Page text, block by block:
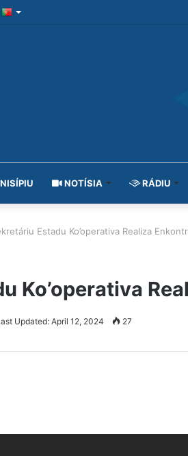
NOTÍSIA RÁDIU
Estadu Ko’operativa Realiza
Ko’operativa
Updated: April 12, 2024 27